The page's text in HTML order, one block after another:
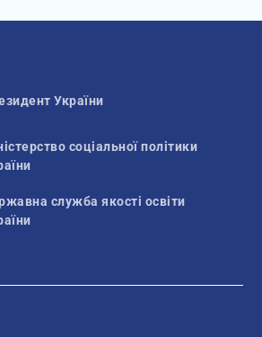
України
соціальної політики
служба якості освіти